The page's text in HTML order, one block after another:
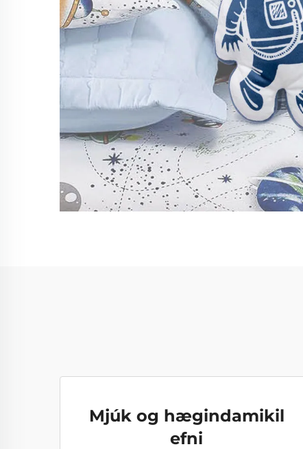
Mjúk og hægindamikil
efni